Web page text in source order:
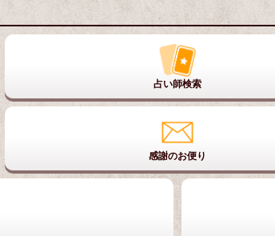
占い師検索
感謝のお便り